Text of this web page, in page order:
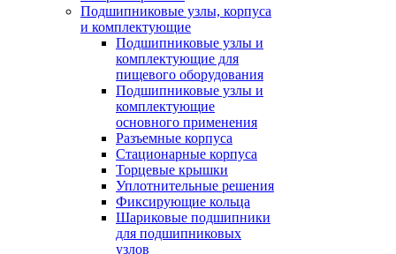
Подшипниковые узлы, корпуса
и комплектующие
Подшипниковые узлы и
комплектующие для
пищевого оборудования
Подшипниковые узлы и
комплектующие
основного применения
Разъемные корпуса
Стационарные корпуса
Торцевые крышки
Уплотнительные решения
Фиксирующие кольца
Шариковые подшипники
для подшипниковых
узлов